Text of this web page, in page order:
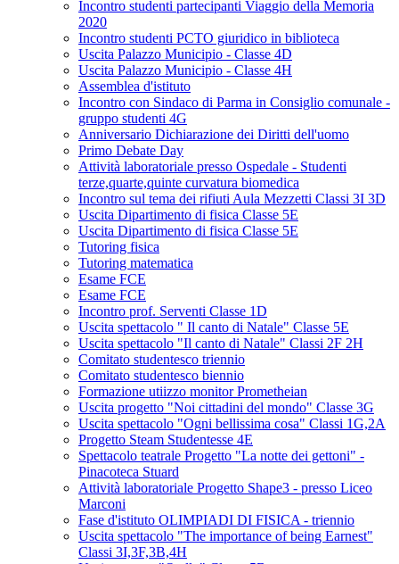
Incontro studenti partecipanti Viaggio della Memoria
2020
Incontro studenti PCTO giuridico in biblioteca
Uscita Palazzo Municipio - Classe 4D
Uscita Palazzo Municipio - Classe 4H
Assemblea d'istituto
Incontro con Sindaco di Parma in Consiglio comunale -
gruppo studenti 4G
Anniversario Dichiarazione dei Diritti dell'uomo
Primo Debate Day
Attività laboratoriale presso Ospedale - Studenti
terze,quarte,quinte curvatura biomedica
Incontro sul tema dei rifiuti Aula Mezzetti Classi 3I 3D
Uscita Dipartimento di fisica Classe 5E
Uscita Dipartimento di fisica Classe 5E
Tutoring fisica
Tutoring matematica
Esame FCE
Esame FCE
Incontro prof. Serventi Classe 1D
Uscita spettacolo " Il canto di Natale" Classe 5E
Uscita spettacolo "Il canto di Natale" Classi 2F 2H
Comitato studentesco triennio
Comitato studentesco biennio
Formazione utiizzo monitor Prometheian
Uscita progetto "Noi cittadini del mondo" Classe 3G
Uscita spettacolo "Ogni bellissima cosa" Classi 1G,2A
Progetto Steam Studentesse 4E
Spettacolo teatrale Progetto "La notte dei gettoni" -
Pinacoteca Stuard
Attività laboratoriale Progetto Shape3 - presso Liceo
Marconi
Fase d'istituto OLIMPIADI DI FISICA - triennio
Uscita spettacolo "The importance of being Earnest"
Classi 3I,3F,3B,4H